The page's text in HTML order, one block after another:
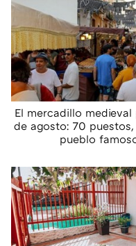
El mercadillo
de agosto: 70
pueblo